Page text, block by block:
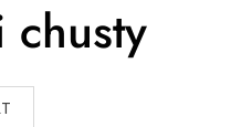
chusty